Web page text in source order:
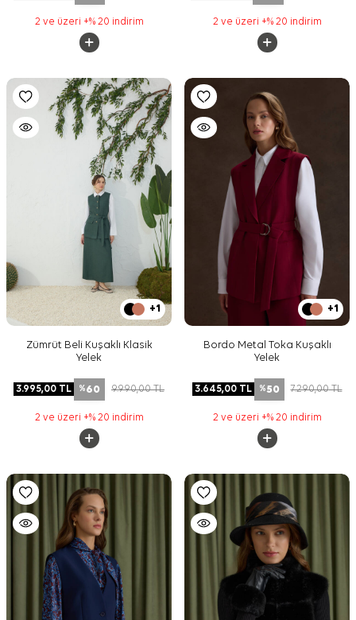
2 ve üzeri +% 20 indirim 2 ve üzeri +% 20 indirim
+1
Zümrüt Beli Kuşaklı Klasik
Yelek
3.995,00 TL %60 9.990,00TL
2 ve üzeri +% 20 indirim
+1
Bordo Metal Toka Kuşaklı
Yelek
3.645,00TL %50 7.290,00TL
2 ve üzeri +% 20 indirim